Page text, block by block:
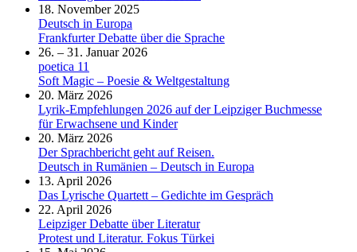
18. November 2025
Deutsch in Europa
Frankfurter Debatte über die Sprache
26. – 31. Januar 2026
poetica 11
Soft Magic – Poesie & Weltgestaltung
20. März 2026
Lyrik-Empfehlungen 2026 auf der Leipziger Buchmesse
für Erwachsene und Kinder
20. März 2026
Der Sprachbericht geht auf Reisen.
Deutsch in Rumänien – Deutsch in Europa
13. April 2026
Das Lyrische Quartett – Gedichte im Gespräch
22. April 2026
Leipziger Debatte über Literatur
Protest und Literatur. Fokus Türkei